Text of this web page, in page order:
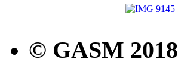
© GASM 2018